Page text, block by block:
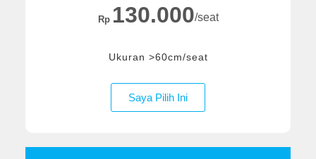
Rp 130.000/seat
Ukuran >60cm/seat
Saya Pilih Ini